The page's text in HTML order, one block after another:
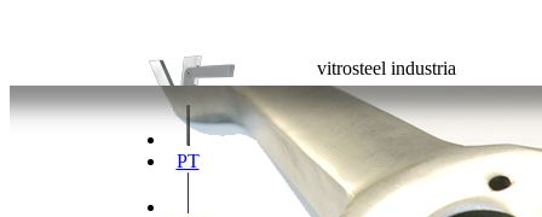
vitrosteel industria
PT